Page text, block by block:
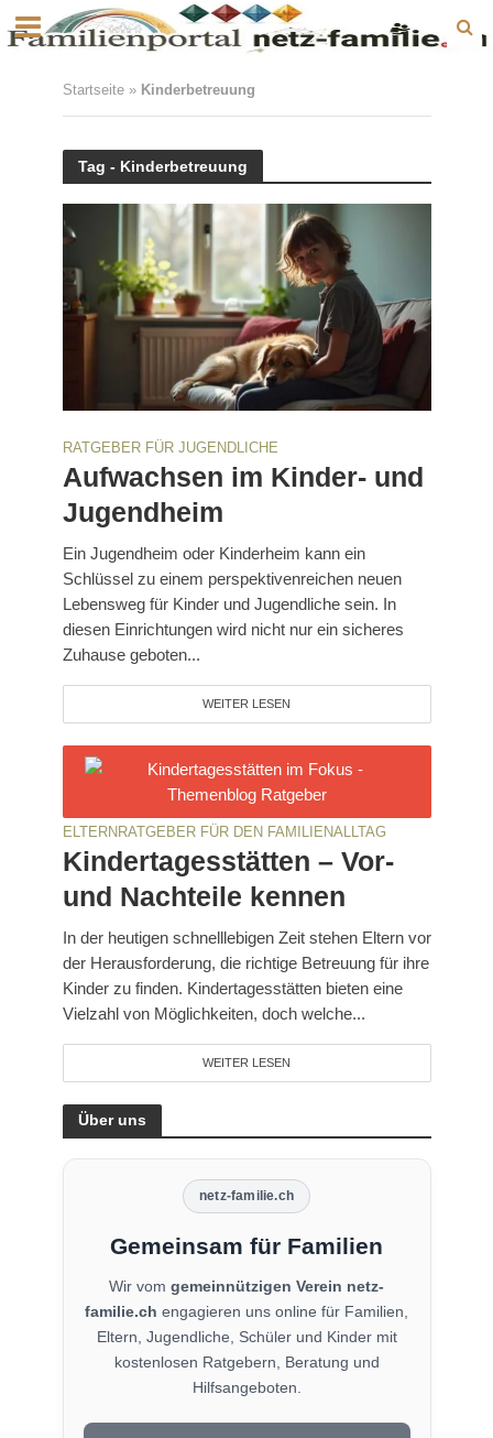
Startseite» Kinderbetreuung
Tag - Kinderbetreuung
RATGEBER FÜR JUGENDLICHE
Aufwachsen im Kinder- und
Jugendheim
Ein Jugendheim oder Kinderheim kann ein
Schlüssel zu einem perspektivenreichen neuen
Lebensweg für Kinder und Jugendliche sein. In
diesen Einrichtungen wird nicht nur ein sicheres
Zuhause geboten...
WEITER LESEN
ELTERNRATGEBER FÜR DEN FAMILIENALLTAG
Kindertagesstätten – Vor-
und Nachteile kennen
In der heutigen schnelllebigen Zeit stehen Eltern vor
der Herausforderung, die richtige Betreuung für ihre
Kinder zu finden. Kindertagesstätten bieten eine
Vielzahl von Möglichkeiten, doch welche...
WEITER LESEN
Über uns
netz-familie.ch
Gemeinsam für Familien
Wir vom gemeinnützigen Verein netz-
familie.ch engagieren uns online für Familien,
Eltern, Jugendliche, Schüler und Kinder mit
kostenlosen Ratgebern, Beratung und
Hilfsangeboten.